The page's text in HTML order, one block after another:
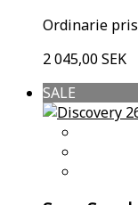
Ordinarie pris
2 045,00 SEK
SALE